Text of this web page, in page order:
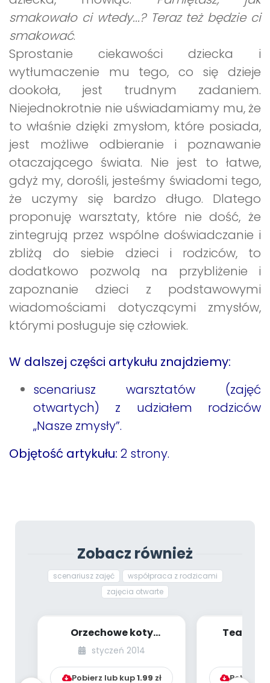
smakowało ci wtedy...? Teraz też będzie ci
smakować.
Sprostanie ciekawości dziecka i
wytłumaczenie mu tego, co się dzieje
dookoła, jest trudnym zadaniem.
Niejednokrotnie nie uświadamiamy mu, że
to właśnie dzięki zmysłom, które posiada,
jest możliwe odbieranie i poznawanie
otaczającego świata. Nie jest to łatwe,
gdyż my, dorośli, jesteśmy świadomi tego,
że uczymy się bardzo długo. Dlatego
proponuję warsztaty, które nie dość, że
zintegrują przez wspólne doświadczanie i
zbliżą do siebie dzieci i rodziców, to
dodatkowo pozwolą na przybliżenie i
zapoznanie dzieci z podstawowymi
wiadomościami dotyczącymi zmysłów,
którymi posługuje się człowiek.
W dalszej części artykułu znajdziemy:
scenariusz warsztatów (zajęć
otwartych) z udziałem rodziców
„Nasze zmysły”.
Objętość artykułu: 2 strony.
Zobacz również
scenariusz zajęć
współpraca z rodzicami
zajęcia otwarte
Orzechowe koty
(scenariusz zajęć dla
4-latków)
styczeń 2014
Pobierz lub kup1.99 zł
Teatrzyk
Pobierz